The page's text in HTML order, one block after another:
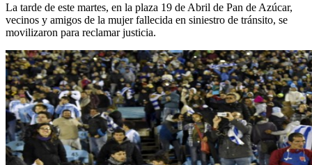
La tarde de este martes, en la plaza 19 de Abril de Pan de Azúcar,
vecinos y amigos de la mujer fallecida en siniestro de tránsito, se
movilizaron para reclamar justicia.